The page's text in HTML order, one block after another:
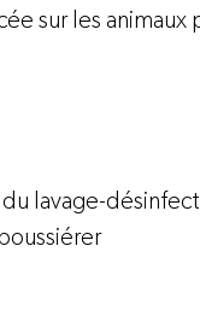
sur les animaux
lavage-